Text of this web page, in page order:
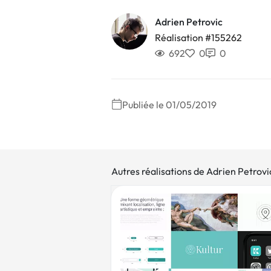
Adrien Petrovic
Réalisation #155262
692
0 0
Publiée le 01/05/2019
Autres réalisations de Adrien